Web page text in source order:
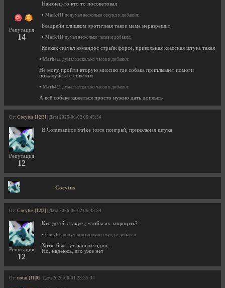
Репутация
14
Наконец-то кто то посоветовал
• Mark411 подумал несколько секунд и добавил:
Бладрейн слишком эротичная такое мама неразрешит
• Mark411 думал несколько часов и добавил:
Коекак скачал командос страйк форсе, прикольная классная штука такая
• Mark411 думал несколько часов и добавил:
Не могу пройти вторую миссию где собака приплывает помоги
пожалуйста с советом
• Mark411 думал несколько часов и добавил:
А всё собаке кажеться просто нужно дать доплыть
От: Cocytus [12|3] | Дата 2026-06-02 06:45:34
Репутация
12
В Commandos Strike force поиграй, прикольная штука
Cocytus
От: Cocytus [12|3] | Дата 2026-06-02 06:43:54
Репутация
12
Кто детей атакует, чтобы их защищать?
• Cocytus подумал несколько секунд и добавил:
Хотя, был тут раньше один...
Но, надеюсь, его уже нет
От: notai [11|0] | Дата 2026-06-01 23:35:34